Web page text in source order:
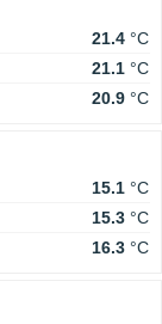
21.4 °C
21.1 °C
20.9 °C
15.1 °C
15.3 °C
16.3 °C